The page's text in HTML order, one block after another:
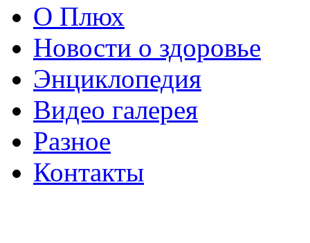
О Плюх
Новости о здоровье
Энциклопедия
Видео галерея
Разное
Контакты